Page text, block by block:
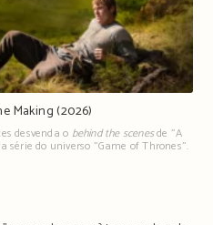
Making (2026)
desvenda o behind the scenesde "A
série do universo "Game of Thrones".